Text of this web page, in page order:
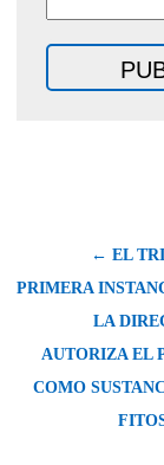
← EL
PRIMERA
LA
AUTORIZA EL
COMO